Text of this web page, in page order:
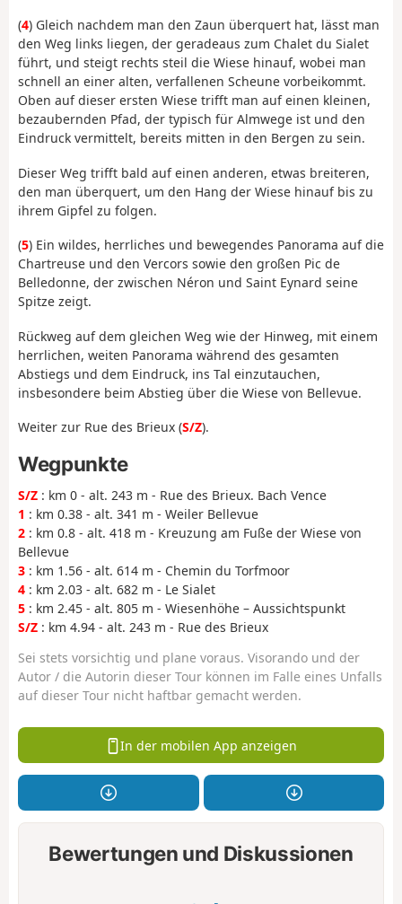
(4) Gleich nachdem man den Zaun überquert hat, lässt man
den Weg links liegen, der geradeaus zum Chalet du Sialet
führt, und steigt rechts steil die Wiese hinauf, wobei man
schnell an einer alten, verfallenen Scheune vorbeikommt.
Oben auf dieser ersten Wiese trifft man auf einen kleinen,
bezaubernden Pfad, der typisch für Almwege ist und den
Eindruck vermittelt, bereits mitten in den Bergen zu sein.
Dieser Weg trifft bald auf einen anderen, etwas breiteren,
den man überquert, um den Hang der Wiese hinauf bis zu
ihrem Gipfel zu folgen.
(5) Ein wildes, herrliches und bewegendes Panorama auf die
Chartreuse und den Vercors sowie den großen Pic de
Belledonne, der zwischen Néron und Saint Eynard seine
Spitze zeigt.
Rückweg auf dem gleichen Weg wie der Hinweg, mit einem
herrlichen, weiten Panorama während des gesamten
Abstiegs und dem Eindruck, ins Tal einzutauchen,
insbesondere beim Abstieg über die Wiese von Bellevue.
Weiter zur Rue des Brieux (S/Z).
Wegpunkte
S/Z : km 0 - alt. 243 m - Rue des Brieux. Bach Vence
1 : km 0.38 - alt. 341 m - Weiler Bellevue
2 : km 0.8 - alt. 418 m - Kreuzung am Fuße der Wiese von
Bellevue
3 : km 1.56 - alt. 614 m - Chemin du Torfmoor
4 : km 2.03 - alt. 682 m - Le Sialet
5 : km 2.45 - alt. 805 m - Wiesenhöhe – Aussichtspunkt
S/Z : km 4.94 - alt. 243 m - Rue des Brieux
Sei stets vorsichtig und plane voraus. Visorando und der
Autor / die Autorin dieser Tour können im Falle eines Unfalls
auf dieser Tour nicht haftbar gemacht werden.
In der mobilen App anzeigen
Bewertungen und Diskussionen